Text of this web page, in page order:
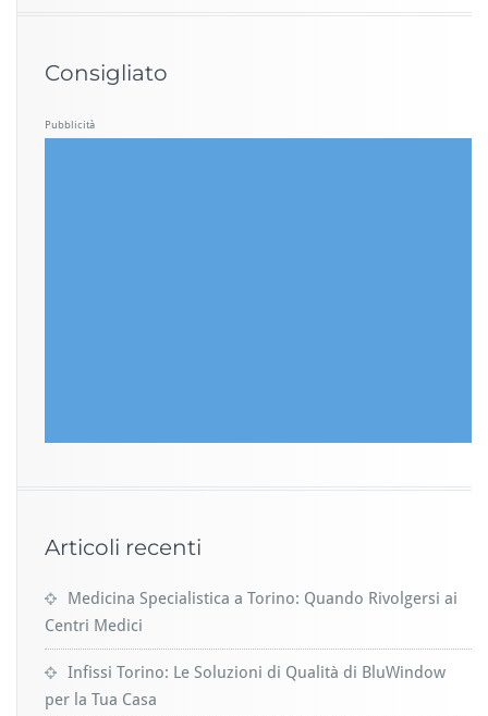
Consigliato
Pubblicità
Articoli recenti
Medicina Specialistica a Torino: Quando Rivolgersi ai
Centri Medici
Infissi Torino: Le Soluzioni di Qualità di BluWindow
per la Tua Casa